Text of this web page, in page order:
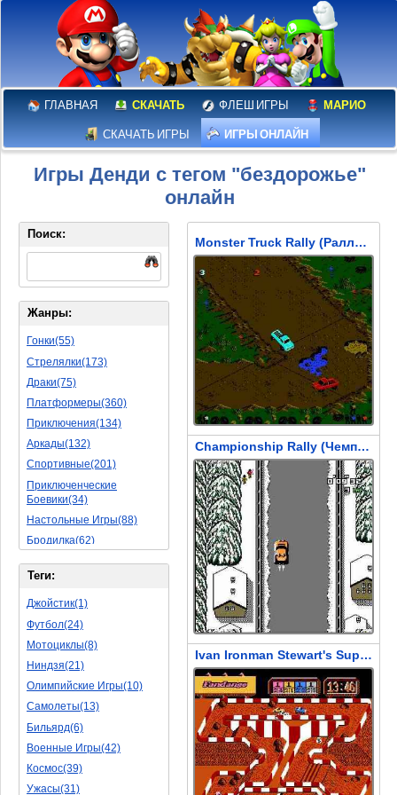
ГЛАВНАЯ СКАЧАТЬ ФЛЕШ ИГРЫ МАРИО
СКАЧАТЬ ИГРЫ ИГРЫ ОНЛАЙН
Игры Денди с тегом "бездорожье"
онлайн
Monster Truck Rally (Ралли Грузовиков Монстров)
Championship Rally (Чемпионате по Ралли)
Ivan Ironman Stewart's Super Off Road
Поиск:
Жанры:
Гонки(55)
Стрелялки(173)
Драки(75)
Платформеры(360)
Приключения(134)
Аркады(132)
Спортивные(201)
Приключенческие
Боевики(34)
Настольные Игры(88)
Бродилка(62)
Стратегии(77)
Боевые RPG(50)
Симуляторы(31)
Леталки(24)
Симуляторы Жизни(76)
Уникальный(29)
Логические Игры(35)
Азартные(45)
Ролевые Игры(176)
Боевик(10)
Головоломка(11)
Rpg(14)
Теги:
Джойстик(1)
Футбол(24)
Мотоциклы(8)
Ниндзя(21)
Олимпийские Игры(10)
Самолеты(13)
Бильярд(6)
Военные Игры(42)
Космос(39)
Ужасы(31)